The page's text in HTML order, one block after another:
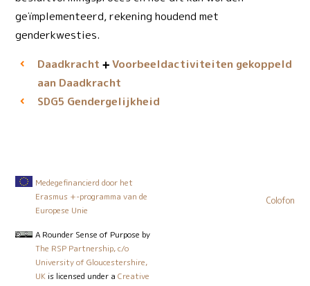
geïmplementeerd, rekening houdend met
genderkwesties.
Daadkracht
Voorbeeld­activiteiten gekoppeld
aan Daadkracht
SDG5 Gendergelijkheid
Medegefinancierd door het
Erasmus +-programma van de
Europese Unie
A Rounder Sense of Purpose by
The RSP Partnership, c/o
University of Gloucestershire,
UK is licensed under aCreative
Colofon